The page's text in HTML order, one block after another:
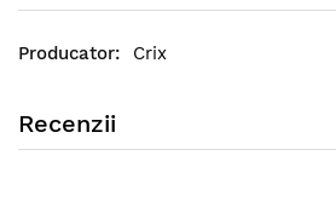
Crix
Recenzii